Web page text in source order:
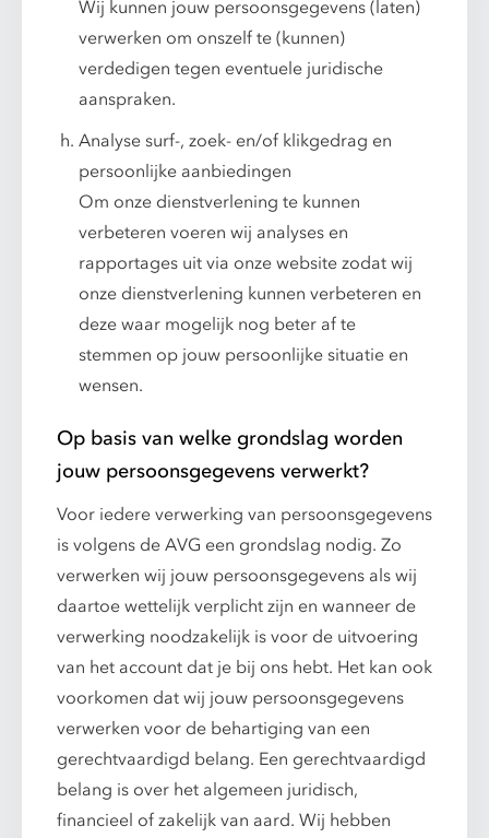
Wij kunnen jouw persoonsgegevens (laten)
verwerken om onszelf te (kunnen)
verdedigen tegen eventuele juridische
aanspraken.
Analyse surf-, zoek- en/of klikgedrag en
persoonlijke aanbiedingen
Om onze dienstverlening te kunnen
verbeteren voeren wij analyses en
rapportages uit via onze website zodat wij
onze dienstverlening kunnen verbeteren en
deze waar mogelijk nog beter af te
stemmen op jouw persoonlijke situatie en
wensen.
Op basis van welke grondslag worden
jouw persoonsgegevens verwerkt?
Voor iedere verwerking van persoonsgegevens
is volgens de AVG een grondslag nodig. Zo
verwerken wij jouw persoonsgegevens als wij
daartoe wettelijk verplicht zijn en wanneer de
verwerking noodzakelijk is voor de uitvoering
van het account dat je bij ons hebt. Het kan ook
voorkomen dat wij jouw persoonsgegevens
verwerken voor de behartiging van een
gerechtvaardigd belang. Een gerechtvaardigd
belang is over het algemeen juridisch,
financieel of zakelijk van aard. Wij hebben